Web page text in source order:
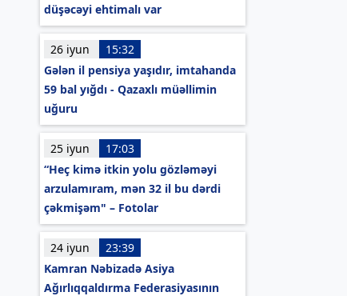
düşəcəyi ehtimalı var
26 iyun
15:32
Gələn il pensiya yaşıdır, imtahanda
59 bal yığdı - Qazaxlı müəllimin
uğuru
25 iyun
17:03
“Heç kimə itkin yolu gözləməyi
arzulamıram, mən 32 il bu dərdi
çəkmişəm" – Fotolar
24 iyun
23:39
Kamran Nəbizadə Asiya
Ağırlıqqaldırma Federasiyasının